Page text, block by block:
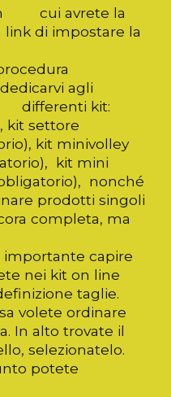
in cui avrete la
link di impostare la
agli
differenti kit:
kit settore
kit minivolley
kit mini
nonché
prodotti singoli
completa, ma
capire
nei kit on line
taglie.
volete ordinare
In alto trovate il
selezionatelo.
potete